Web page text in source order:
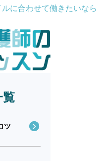
に合わせて働きたいなら
ツ